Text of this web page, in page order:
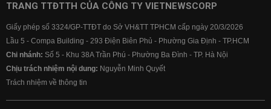
TRANG TTĐTTH CỦA CÔNG TY VIETNEWSCORP
Giấy phép số 3324/GP-TTĐT do Sở VH&TT TPHCM cấp ngày 20/3/2026
Lầu 5 - Compa Building - 293 Điện Biên Phủ - Phường Gia Định - TP.HCM
Chi nhánh: Số 5 - Khu 38A Trần Phú - Phường Ba Đình - TP. Hà Nội
Chịu trách nhiệm nội dung: Nguyễn Minh Quyết
Trách nhiệm về thông tin